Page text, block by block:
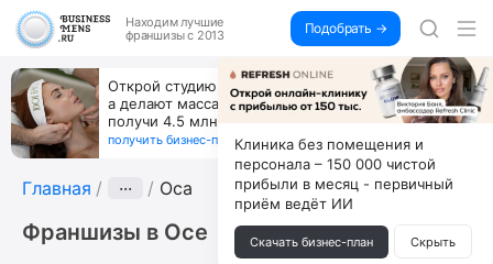
Находим лучшие
франшизы с 2013
Подобрать →
Открой студию, где не колют и не режут,
а делают массаж лица руками и в первый же год
получи 4.5 млн
получить бизнес-план ↓
Главная ··· Оса
Франшизы в Осе
Клиника без помещения и
персонала – 150 000 чистой
прибыли в месяц - первичный
приём ведёт ИИ
Скачать бизнес-план Скрыть